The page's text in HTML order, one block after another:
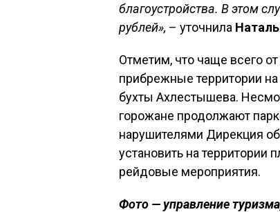
благоустройства. В этом
рублей», – уточнила
Отметим, что чаще всего
прибрежные территории
бухты Ахлестышева.
горожане продолжают
нарушителями Дирекция
установить на территории
рейдовые мероприятия.
Фото — управление